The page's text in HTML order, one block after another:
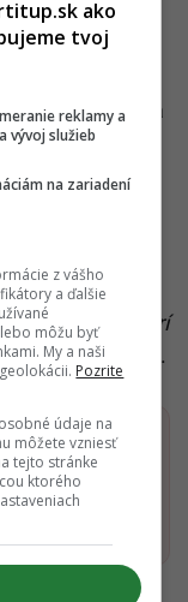
sa
Nielsen.
no
Tieto slová
vo
práve
Grónska.
odpovedať
Práve tak
že Grónsko patrí
v tomto článku.
odporúčaní
zdrojsa otvorí v
ako
tvoj
reklamy a
vývoj služieb
na zariadení
z vášho
a ďalšie
môžu byť
My a naši
Pozrite
údaje na
môžete vzniesť
tejto stránke
ktorého